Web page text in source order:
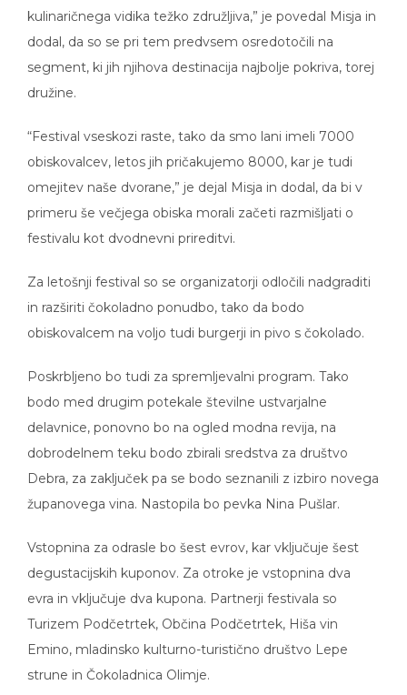
kulinaričnega vidika težko združljiva,” je povedal Misja in
dodal, da so se pri tem predvsem osredotočili na
segment, ki jih njihova destinacija najbolje pokriva, torej
družine.
“Festival vseskozi raste, tako da smo lani imeli 7000
obiskovalcev, letos jih pričakujemo 8000, kar je tudi
omejitev naše dvorane,” je dejal Misja in dodal, da bi v
primeru še večjega obiska morali začeti razmišljati o
festivalu kot dvodnevni prireditvi.
Za letošnji festival so se organizatorji odločili nadgraditi
in razširiti čokoladno ponudbo, tako da bodo
obiskovalcem na voljo tudi burgerji in pivo s čokolado.
Poskrbljeno bo tudi za spremljevalni program. Tako
bodo med drugim potekale številne ustvarjalne
delavnice, ponovno bo na ogled modna revija, na
dobrodelnem teku bodo zbirali sredstva za društvo
Debra, za zaključek pa se bodo seznanili z izbiro novega
županovega vina. Nastopila bo pevka Nina Pušlar.
Vstopnina za odrasle bo šest evrov, kar vključuje šest
degustacijskih kuponov. Za otroke je vstopnina dva
evra in vključuje dva kupona. Partnerji festivala so
Turizem Podčetrtek, Občina Podčetrtek, Hiša vin
Emino, mladinsko kulturno-turistično društvo Lepe
strune in Čokoladnica Olimje.